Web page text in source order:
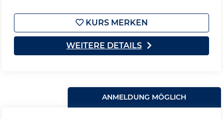
KURS MERKEN
WEITERE DETAILS
ANMELDUNG MÖGLICH